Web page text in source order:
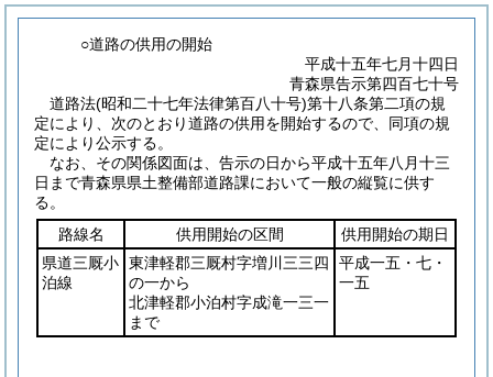
○道路の供用の開始
平成十五年七月十四日
青森県告示第四百七十号
道路法(昭和二十七年法律第百八十号)第十八条第二項の規
定により、次のとおり道路の供用を開始するので、同項の規
定により公示する。
なお、その関係図面は、告示の日から平成十五年八月十三
日まで青森県県土整備部道路課において一般の縦覧に供す
る。
路線名
供用開始の区間
供用開始の期日
県道三厩小
泊線
東津軽郡三厩村字増川三三四
の一から
北津軽郡小泊村字成滝一三一
まで
平成一五・七・
一五